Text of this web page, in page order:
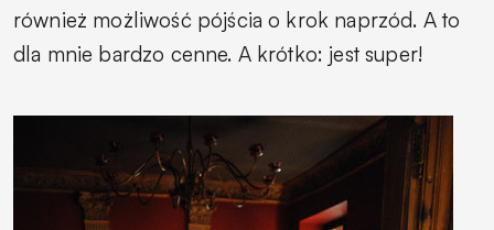
również możliwość pójścia o krok naprzód. A to
dla mnie bardzo cenne. A krótko: jest super!